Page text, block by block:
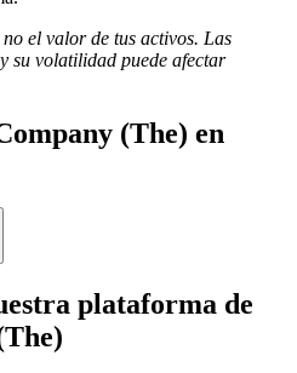
el valor de tus activos. Las
su volatilidad puede afectar
(The) en
plataforma de